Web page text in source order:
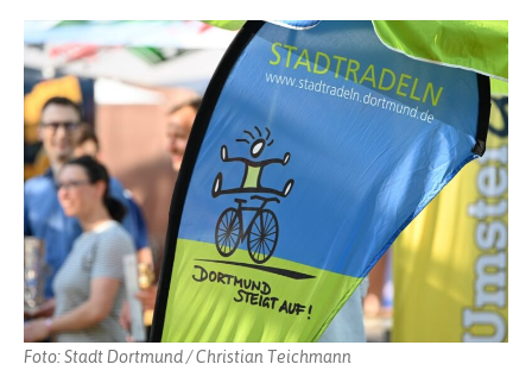
Foto: Stadt Dortmund / Christian Teichmann